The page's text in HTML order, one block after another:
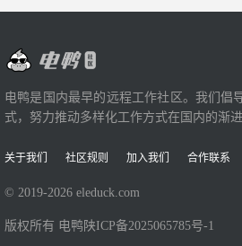
电鸭是国内最早的远程工作社区。我们倡
式，努力推动多样化工作方式在国内的渐进
关于我们 社区规则 加入我们 合作联系
© 2019-2026 eleduck.com
版权所有 电鸭 陕ICP备2025065785号-1